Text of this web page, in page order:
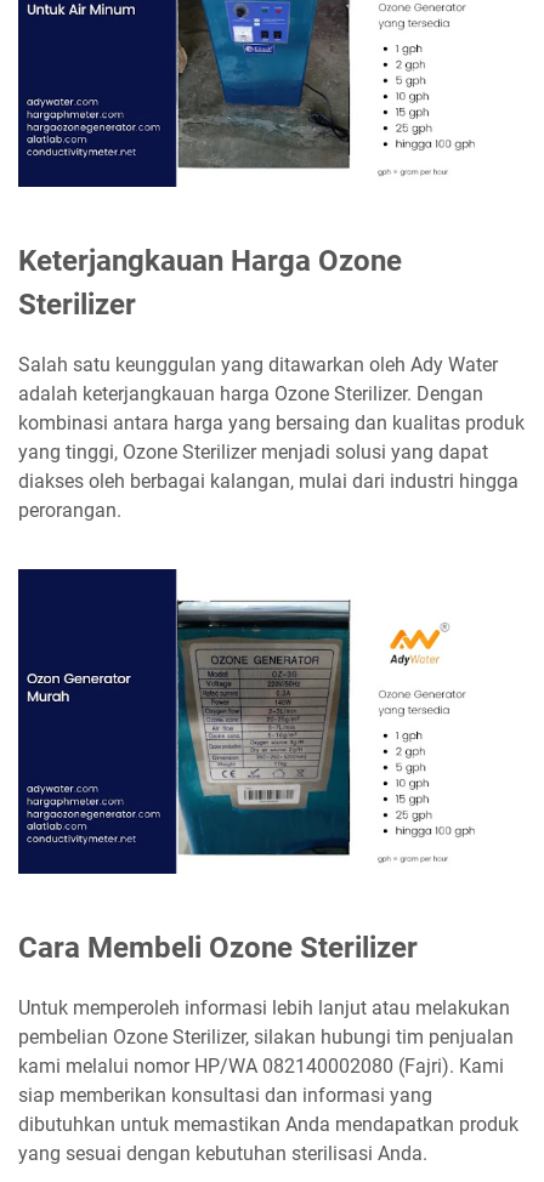
Keterjangkauan Harga Ozone
Sterilizer
Salah satu keunggulan yang ditawarkan oleh Ady Water
adalah keterjangkauan harga Ozone Sterilizer. Dengan
kombinasi antara harga yang bersaing dan kualitas produk
yang tinggi, Ozone Sterilizer menjadi solusi yang dapat
diakses oleh berbagai kalangan, mulai dari industri hingga
perorangan.
Cara Membeli Ozone Sterilizer
Untuk memperoleh informasi lebih lanjut atau melakukan
pembelian Ozone Sterilizer, silakan hubungi tim penjualan
kami melalui nomor HP/WA 082140002080 (Fajri). Kami
siap memberikan konsultasi dan informasi yang
dibutuhkan untuk memastikan Anda mendapatkan produk
yang sesuai dengan kebutuhan sterilisasi Anda.